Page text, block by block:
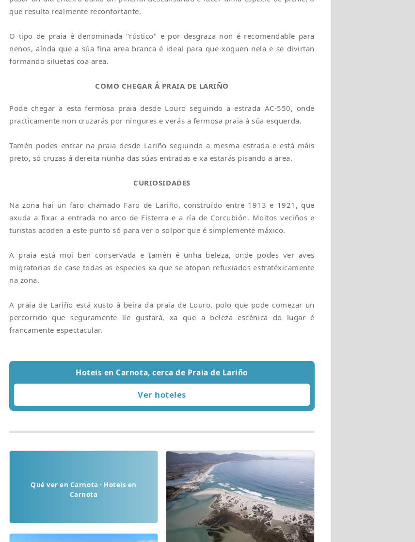
que resulta realmente reconfortante.
O tipo de praia é denominada "rústico" e por desgraza non é recomendable para
nenos, aínda que a súa fina area branca é ideal para que xoguen nela e se divirtan
formando siluetas coa area.
COMO CHEGAR Á PRAIA DE LARIÑO
Pode chegar a esta fermosa praia desde Louro seguindo a estrada AC-550, onde
practicamente non cruzarás por ningures e verás a fermosa praia á súa esquerda.
Tamén podes entrar na praia desde Lariño seguindo a mesma estrada e está máis
preto, só cruzas á dereita nunha das súas entradas e xa estarás pisando a area.
CURIOSIDADES
Na zona hai un faro chamado Faro de Lariño, construído entre 1913 e 1921, que
axuda a fixar a entrada no arco de Fisterra e a ría de Corcubión. Moitos veciños e
turistas acoden a este punto só para ver o solpor que é simplemente máxico.
A praia está moi ben conservada e tamén é unha beleza, onde podes ver aves
migratorias de case todas as especies xa que se atopan refuxiados estratéxicamente
na zona.
A praia de Lariño está xusto á beira da praia de Louro, polo que pode comezar un
percorrido que seguramente lle gustará, xa que a beleza escénica do lugar é
francamente espectacular.
Hoteis en Carnota, cerca de Praia de Lariño
Qué ver en Carnota · Hoteis en
Carnota